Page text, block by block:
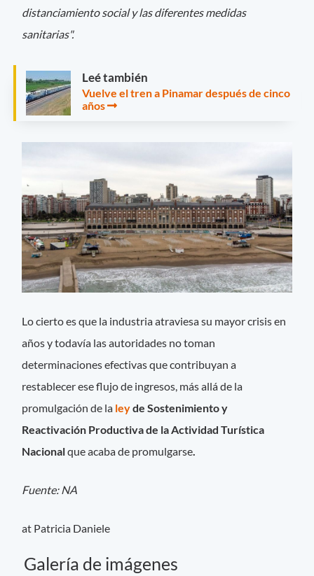
distanciamiento social y las diferentes medidas
sanitarias".
Leé también
Vuelve el tren a Pinamar después de cinco
años
Lo cierto es que la industria atraviesa su mayor crisis en
años y todavía las autoridades no toman
determinaciones efectivas que contribuyan a
restablecer ese flujo de ingresos, más allá de la
promulgación de la leyde Sostenimiento y
Reactivación Productiva de la Actividad Turística
Nacionalque acaba de promulgarse
Fuente: NA
at Patricia Daniele
Galería de imágenes